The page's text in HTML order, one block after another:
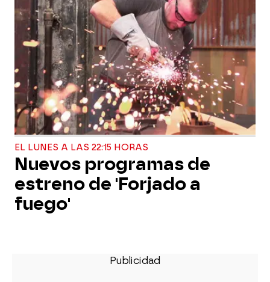
EL LUNES A LAS 22:15 HORAS
Nuevos programas de
estreno de 'Forjado a
fuego'